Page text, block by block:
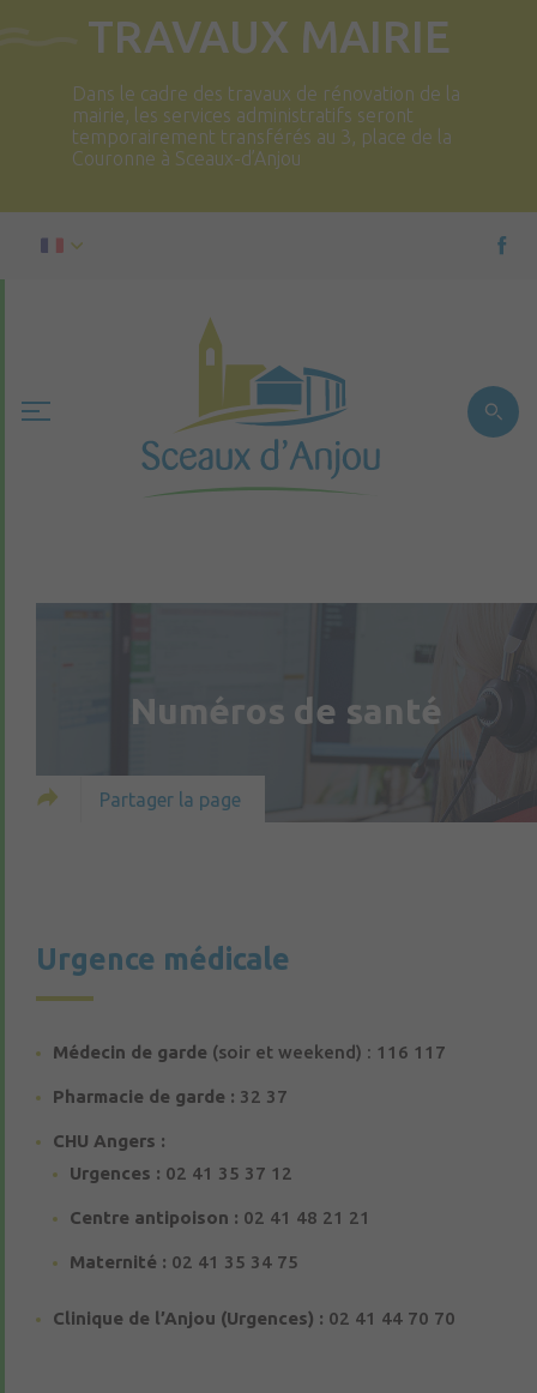
TRAVAUX MAIRIE
Dans le cadre des travaux de rénovation de la
mairie, les services administratifs seront
temporairement transférés au 3, place de la
Couronne à Sceaux-d’Anjou
Numéros de santé
Partager la page
Urgence médicale
Médecin de garde (soir et weekend) : 116 117
Pharmacie de garde : 32 37
CHU Angers :
Urgences : 02 41 35 37 12
Centre antipoison : 02 41 48 21 21
Maternité : 02 41 35 34 75
Clinique de l’Anjou (Urgences) : 02 41 44 70 70